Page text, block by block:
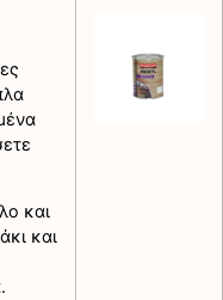
και
και